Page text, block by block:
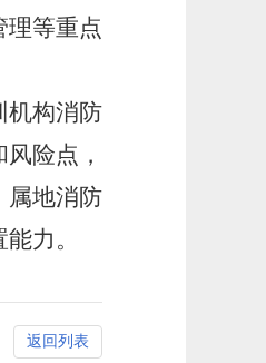
等重点
构消防
险点，
属地消防
力。
返回列表